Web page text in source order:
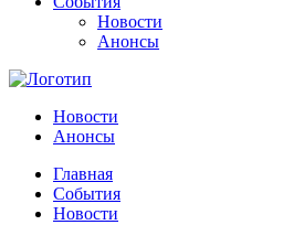
Новости
Анонсы
Новости
Анонсы
Главная
События
Новости